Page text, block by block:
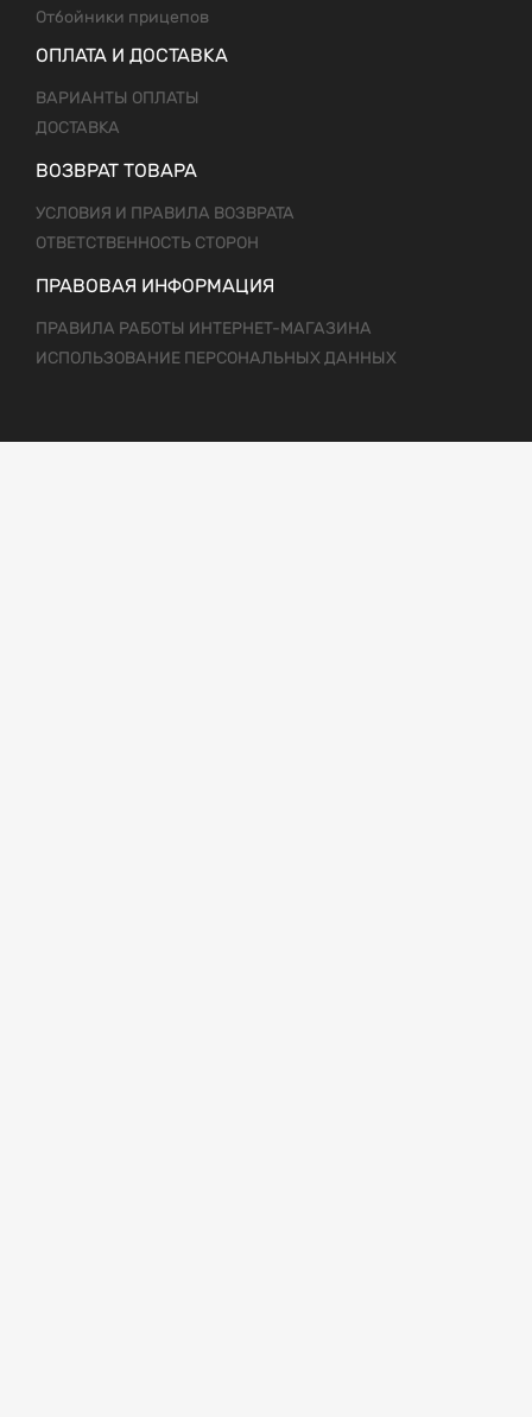
Отбойники прицепов
ОПЛАТА И ДОСТАВКА
ВАРИАНТЫ ОПЛАТЫ
ДОСТАВКА
ВОЗВРАТ ТОВАРА
УСЛОВИЯ И ПРАВИЛА ВОЗВРАТА
ОТВЕТСТВЕННОСТЬ СТОРОН
ПРАВОВАЯ ИНФОРМАЦИЯ
ПРАВИЛА РАБОТЫ ИНТЕРНЕТ-МАГАЗИНА
ИСПОЛЬЗОВАНИЕ ПЕРСОНАЛЬНЫХ ДАННЫХ